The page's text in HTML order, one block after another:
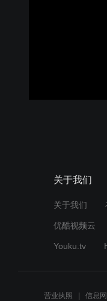
关于我们
关于我们
优酷视频云
Youku.tv
营业执照 信息